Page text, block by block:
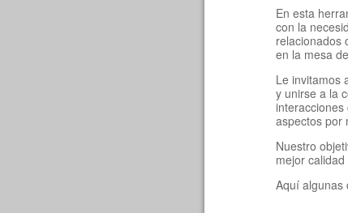
En esta
con la
relacionados
en la mesa
Le invitamos
y unirse a la
interacciones
aspectos por
Nuestro
mejor
Aquí algunas